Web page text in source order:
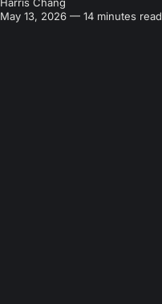
May 13, 2026 — 14 minutes read